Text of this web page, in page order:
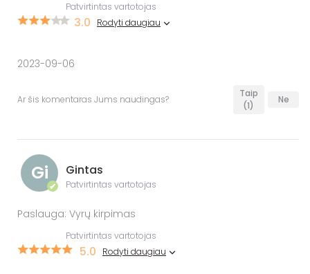
Patvirtintas vartotojas
3.0 Rodyti daugiau
2023-09-06
Ar šis komentaras Jums naudingas?
Taip
(1)
Ne
Gi
✔
Gintas
Patvirtintas vartotojas
Paslauga: Vyrų kirpimas
Patvirtintas vartotojas
5.0 Rodyti daugiau